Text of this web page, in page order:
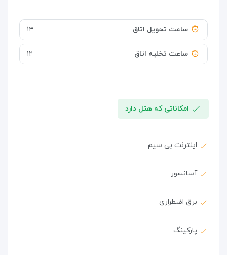
ساعت تحویل اتاق ۱۴
ساعت تخلیه اتاق ۱۲
امکاناتی که هتل دارد
اینترنت بی سیم
آسانسور
برق اضطراری
پارکینگ